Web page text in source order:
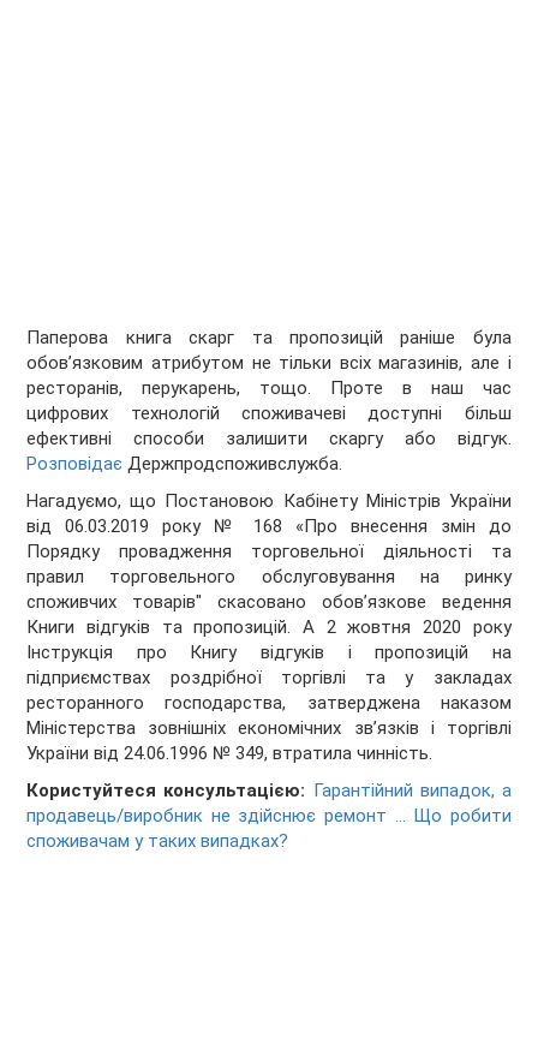
Паперова книга скарг та пропозицій раніше була
обов’язковим атрибутом не тільки всіх магазинів, але і
ресторанів, перукарень, тощо. Проте в наш час
цифрових технологій споживачеві доступні більш
ефективні способи залишити скаргу або відгук.
Розповідає Держпродспоживслужба.
Нагадуємо, що Постановою Кабінету Міністрів України
від 06.03.2019 року № 168 «Про внесення змін до
Порядку провадження торговельної діяльності та
правил торговельного обслуговування на ринку
споживчих товарів" скасовано обов’язкове ведення
Книги відгуків та пропозицій. А 2 жовтня 2020 року
Інструкція про Книгу відгуків і пропозицій на
підприємствах роздрібної торгівлі та у закладах
ресторанного господарства, затверджена наказом
Міністерства зовнішніх економічних зв’язків і торгівлі
України від 24.06.1996 № 349, втратила чинність.
Користуйтеся консультацією: Гарантійний випадок, а
продавець/виробник не здійснює ремонт ... Що робити
споживачам у таких випадках?